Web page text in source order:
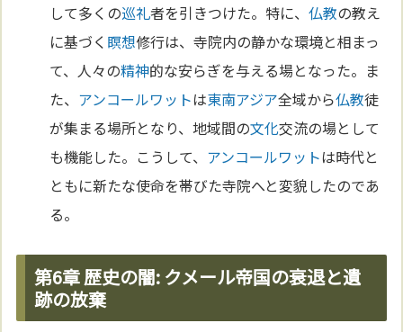
して多くの巡礼者を引きつけた。特に、仏教の教え
に基づく 瞑想修行は、寺院内の静かな環境と相まっ
て、人々の精神的な安らぎを与える場となった。ま
た、 アンコールワットは東南アジア全域から仏教徒
が集まる場所となり、地域間の文化交流の場として
も機能した。こうして、 アンコールワットは時代と
ともに新たな使命を帯びた寺院へと変貌したのであ
る。
第6章 歴史の闇: クメール帝国の衰退と遺
跡の放棄